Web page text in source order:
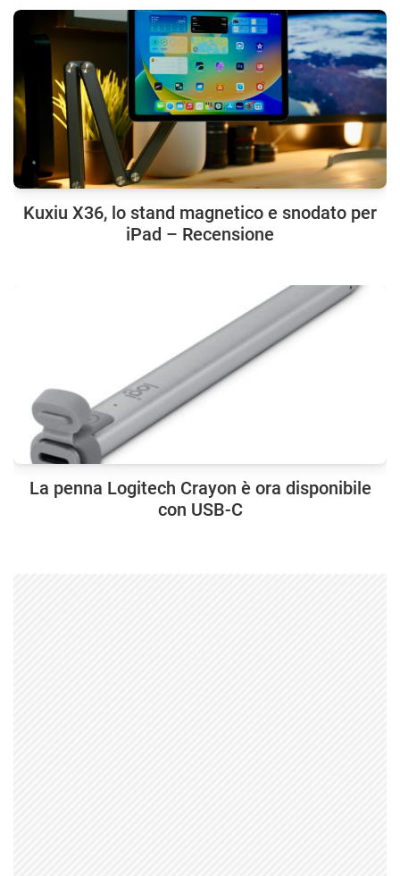
Kuxiu X36, lo stand magnetico e snodato per
iPad – Recensione
La penna Logitech Crayon è ora disponibile
con USB-C